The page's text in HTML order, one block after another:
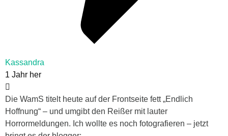
Kassandra
1 Jahr her
Die WamS titelt heute auf der Frontseite fett „Endlich
Hoffnung“ – und umgibt den Reißer mit lauter
Horrormeldungen. Ich wollte es noch fotografieren – jetzt